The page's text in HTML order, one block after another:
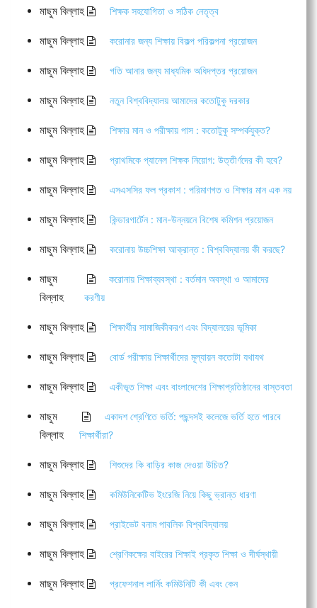
মাছুম বিল্লাহ শিক্ষক সহযোগিতা ও সঠিক নেতৃত্ব
মাছুম বিল্লাহ করোনার জন্য শিক্ষায় বিকল্প পরিকল্পনা প্রয়োজন
মাছুম বিল্লাহ গতি আনার জন্য মাধ্যমিক অধিদপ্তর প্রয়োজন
মাছুম বিল্লাহ নতুন বিশ্ববিদ্যালয় আমাদের কতোটুকু দরকার
মাছুম বিল্লাহ শিক্ষার মান ও পরীক্ষায় পাস : কতোটুকু সম্পর্কযুক্ত?
মাছুম বিল্লাহ প্রাথমিকে প্যানেল শিক্ষক নিয়োগ: উত্তীর্ণদের কী হবে?
মাছুম বিল্লাহ এসএসসির ফল প্রকাশ : পরিমাণগত ও শিক্ষার মান এক নয়
মাছুম বিল্লাহ কিন্ডারগার্টেন : মান-উন্নয়নে বিশেষ কমিশন প্রয়োজন
মাছুম বিল্লাহ করোনায় উচ্চশিক্ষা আক্রান্ত : বিশ্ববিদ্যালয় কী করছে?
মাছুম
বিল্লাহ
করোনায় শিক্ষাব্যবস্থা : বর্তমান অবস্থা ও আমাদের
করণীয়
মাছুম বিল্লাহ শিক্ষার্থীর সামাজিকীকরণ এবং বিদ্যালয়ের ভূমিকা
মাছুম বিল্লাহ বোর্ড পরীক্ষায় শিক্ষার্থীদের মূল্যায়ন কতোটা যথাযথ
মাছুম বিল্লাহ একীভূত শিক্ষা এবং বাংলাদেশের শিক্ষাপ্রতিষ্ঠানের বাস্তবতা
মাছুম
বিল্লাহ
একাদশ শ্রেণিতে ভর্তি: পছন্দসই কলেজে ভর্তি হতে পারবে
শিক্ষার্থীরা?
মাছুম বিল্লাহ শিশুদের কি বাড়ির কাজ দেওয়া উচিত?
মাছুম বিল্লাহ কমিউনিকেটিভ ইংরেজি নিয়ে কিছু ভ্রান্ত ধারণা
মাছুম বিল্লাহ প্রাইভেট বনাম পাবলিক বিশ্ববিদ্যালয়
মাছুম বিল্লাহ শ্রেণিকক্ষের বাইরের শিক্ষাই প্রকৃত শিক্ষা ও দীর্ঘস্থায়ী
মাছুম বিল্লাহ প্রফেশনাল লার্নিং কমিউনিটি কী এবং কেন